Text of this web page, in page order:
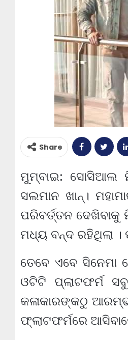
Share
ମୁମ୍ବାଇ: ସୋସିଆଲ
ସଲମାନ ଖାନ୍।
ପରିବର୍ତ୍ତନ ଦେଖିବାକୁ
ମଧ୍ୟ ବନ୍ଦ ରହିଥିଲା
ତେବେ ଏବେ ସିନେମା
ଓଟିଟି ପ୍ଲାଟଫର୍ମ
କଳାକାରଙ୍କଠୁ
ଫ୍ଲାଟଫର୍ମରେ